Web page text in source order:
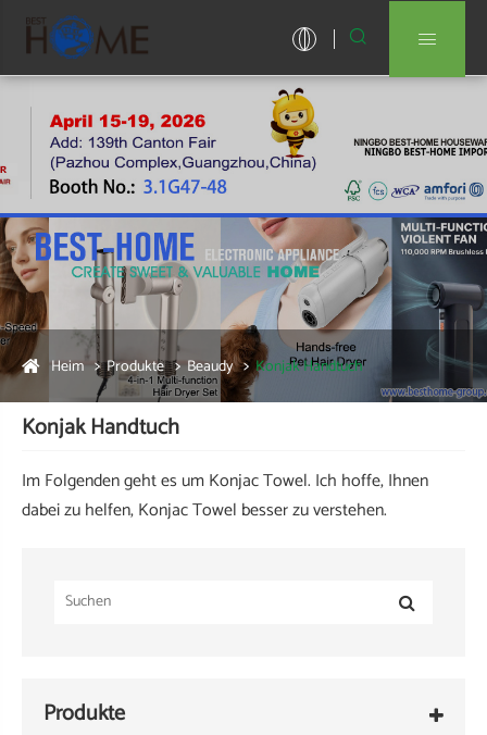
 
Heim Produkte Beaudy Konjak Handtuch
Konjak Handtuch
Im Folgenden geht es um Konjac Towel. Ich hoffe, Ihnen
dabei zu helfen, Konjac Towel besser zu verstehen.
Produkte